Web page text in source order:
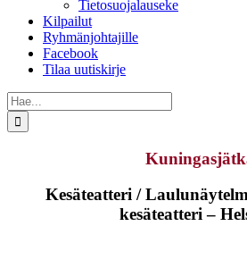
Tietosuojalauseke
Kilpailut
Ryhmänjohtajille
Facebook
Tilaa uutiskirje
Etsi
...
Kesäteatteri /
kesäteatteri –